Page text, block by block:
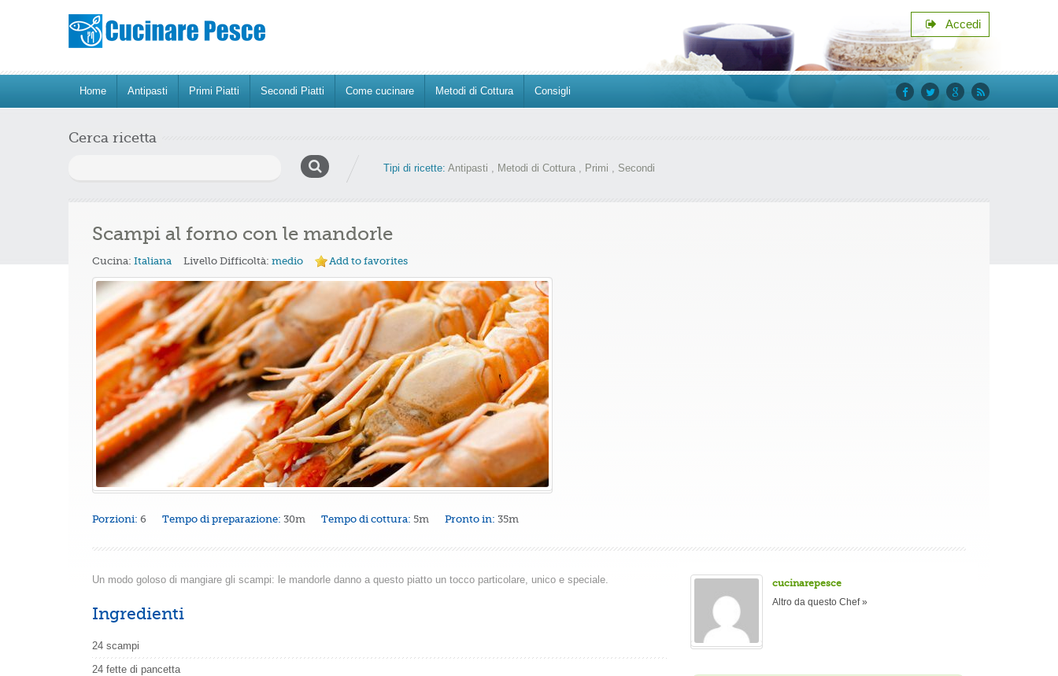
Accedi
Home Antipasti Primi Piatti Secondi Piatti Come cucinare Metodi di Cottura
Consigli
facebook
twittergoogle+
rss
Cerca ricetta
Tipi di ricette: Antipasti , Metodi di Cottura , Primi , Secondi
Scampi al forno con le mandorle
Cucina: Italiana Livello Difficoltà: medio Add to favorites
Porzioni: 6 Tempo di preparazione: 30m Tempo di cottura: 5m Pronto in: 35m
cucinarepesce
Altro da questo Chef »
Un modo goloso di mangiare gli scampi: le mandorle danno a questo piatto un tocco particolare, unico e speciale.
Ingredienti
24 scampi
24 fette di pancetta